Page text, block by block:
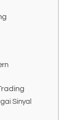
Sinyal